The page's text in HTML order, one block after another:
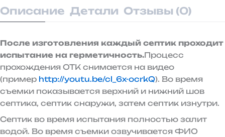
111
000 ₽
Описание Детали Отзывы (0)
После изготовления каждый септик проходит
испытание на герметичность.Процесс
прохождения ОТК снимается на видео
(пример http://youtu.be/cl_6x-ocrkQ). Во время
съемки показывается верхний и нижний шов
септика, септик снаружи, затем септик изнутри.
Септик во время испытания полностью залит
водой. Во время съемки озвучивается ФИО